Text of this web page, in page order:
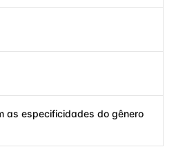
as especificidades do gênero